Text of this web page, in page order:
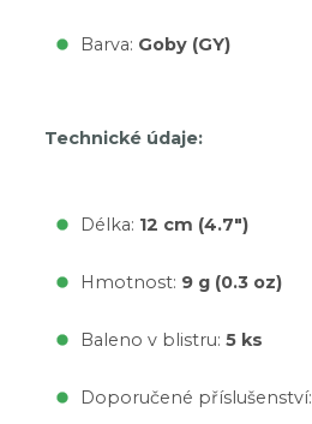
Barva: Goby (GY)
Technické údaje:
Délka: 12 cm (4.7")
Hmotnost: 9 g (0.3 oz)
Baleno v blistru: 5 ks
Doporučené příslušenství: